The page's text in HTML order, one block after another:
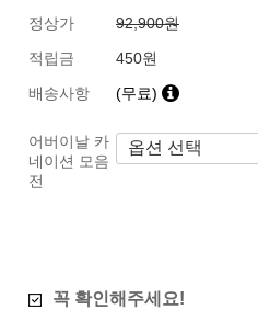
정상가
92,900원
적립금
450원
배송사항
(무료)
어버이날 카
네이션 모음
전
꼭 확인해주세요!